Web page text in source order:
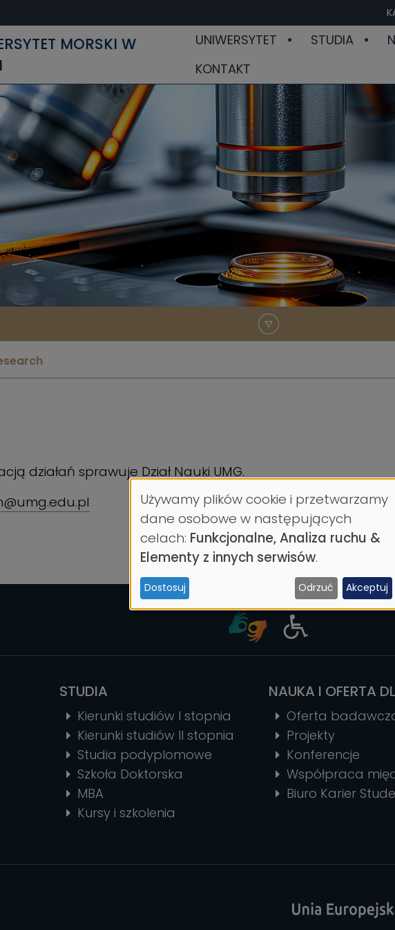
MORSKI W
UNIWERSYTET STUDIA
KONTAKT
działań sprawuje Dział Nauki UMG.
STUDIA
Kierunki studiów I stopnia
Kierunki studiów II stopnia
Studia podyplomowe
Szkoła Doktorska
MBA
Kursy i szkolenia
NAUKA I OFERTA
Oferta
Projekty
Konferencje
Współpraca
Biuro Karier
Wykorzystanie
danych
osobowych
i
ciasteczek
Używamy plików cookie i przetwarzamy
dane osobowe w następujących
celach: Funkcjonalne, Analiza ruchu &
Elementy z innych serwisów.
Dostosuj Odrzuć Akceptuj